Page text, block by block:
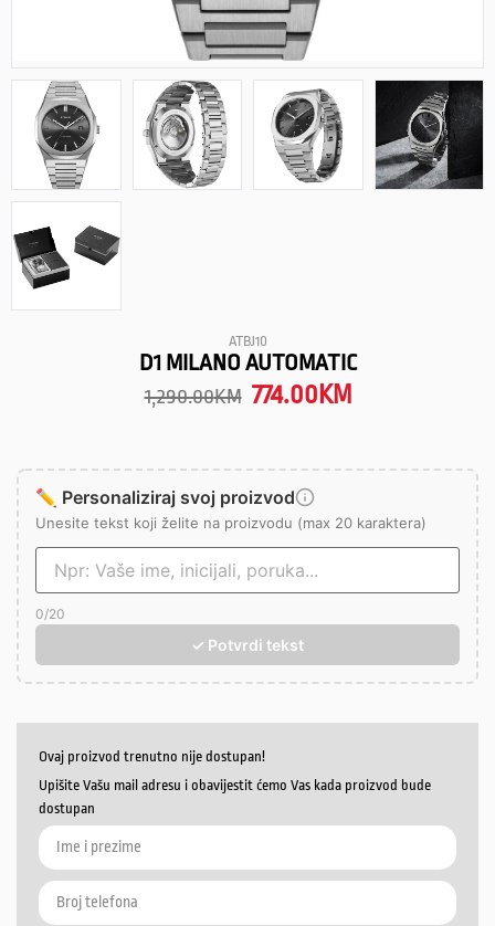
ATBJ10
D1 MILANO AUTOMATIC
1,290.00KM 774.00 KM
✏️ Personaliziraj svoj proizvod
Unesite tekst koji želite na proizvodu (max 20 karaktera)
0/20
✓ Potvrdi tekst
Ovaj proizvod trenutno nije dostupan!
Upišite Vašu mail adresu i obavijestit ćemo Vas kada proizvod bude
dostupan